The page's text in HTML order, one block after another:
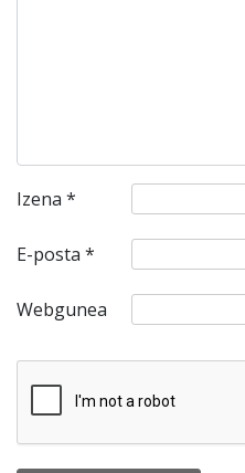
Izena *
E-posta *
Webgunea